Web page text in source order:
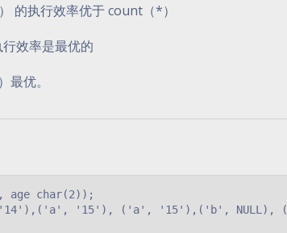
的执行效率优于 count（*）
效率是最优的
优。
age char(2));
'14'),('a', '15'), ('a', '15'),('b',